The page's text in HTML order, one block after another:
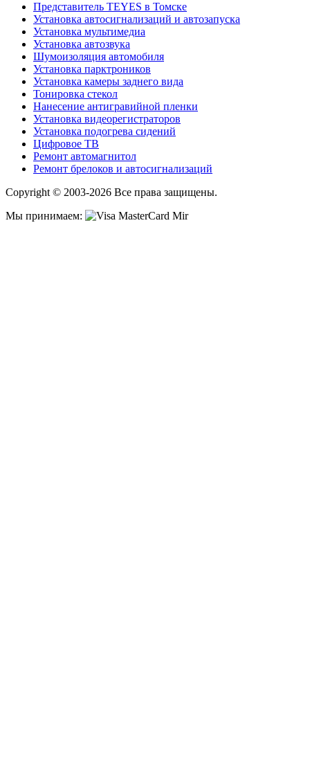
Представитель TEYES в Томске
Установка автосигнализаций и автозапуска
Установка мультимедиа
Установка автозвука
Шумоизоляция автомобиля
Установка парктроников
Установка камеры заднего вида
Тонировка стекол
Нанесение антигравийной пленки
Установка видеорегистраторов
Установка подогрева сидений
Цифровое ТВ
Ремонт автомагнитол
Ремонт брелоков и автосигнализаций
Copyright © 2003-2026 Все права защищены.
Мы принимаем: